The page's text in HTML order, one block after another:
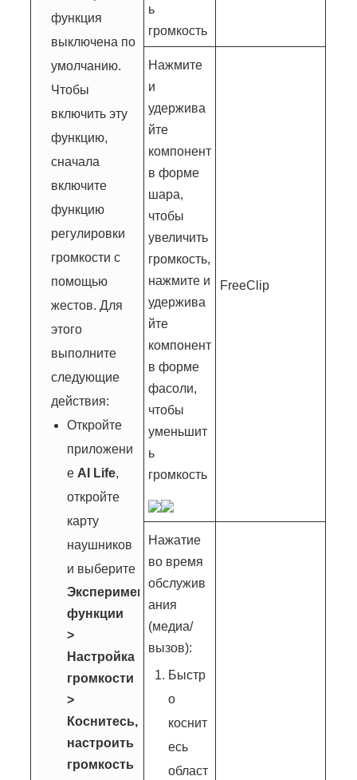
функция
выключена по
умолчанию.
Чтобы
включить эту
функцию,
сначала
включите
функцию
регулировки
громкости с
помощью
жестов. Для
этого
выполните
следующие
действия:
Откройте
приложени
е AI Life,
откройте
карту
наушников
и выберите
Экспериментальные
функции
>
Настройка
громкости
>
Коснитесь, чтобы
настроить
громкость
ь
громкость
Нажмите
и
удержива
йте
компонент
в форме
шара,
чтобы
увеличить
громкость,
нажмите и
удержива
йте
компонент
в форме
фасоли,
чтобы
уменьшит
ь
громкость
FreeClip
Нажатие
во время
обслужив
ания
(медиа/
вызов):
Быстр
о
коснит
есь
област